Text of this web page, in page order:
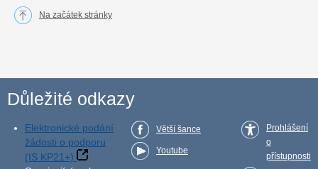
Na začátek stránky
Důležité odkazy
Elektronické podání
žádosti o podporu
(IS KP21+)
Větší šance
Youtube
Prohlášení
o
přístupnosti